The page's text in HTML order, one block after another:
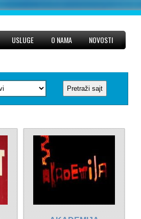
USLUGE O NAMA NOVOSTI